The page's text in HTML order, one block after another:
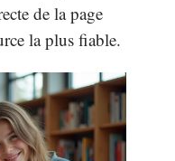
de la page
la plus fiable.